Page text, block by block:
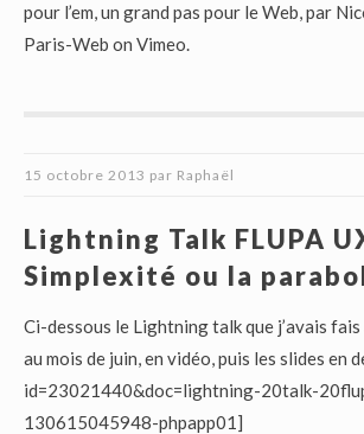
pour l’em, un grand pas pour le Web, par
Paris-Web on Vimeo.
15 octobre 2013 par Raphaël
Lightning Talk FLUPA
Simplexité ou la
Ci-dessous le Lightning talk que j’avais fais
au mois de juin, en vidéo, puis les slides en
id=23021440&doc=lightning-20talk-
130615045948-phpapp01]